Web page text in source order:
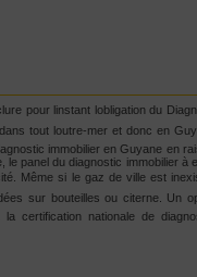
pour linstant lobligation du
tout loutre-mer et donc en
immobilier en Guyane en
panel du diagnostic immobilier à
Même si le gaz de ville est
sur bouteilles ou citerne. Un
certification nationale de